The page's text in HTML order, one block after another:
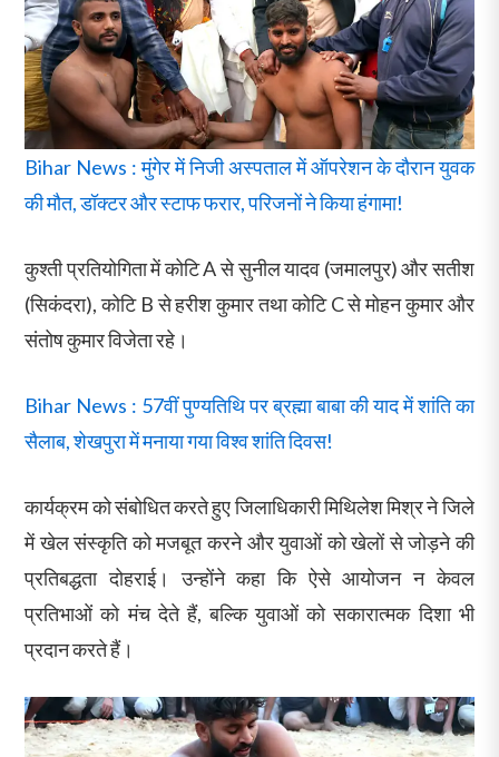
Bihar News : मुंगेर में निजी अस्पताल में ऑपरेशन के दौरान युवक
की मौत, डॉक्टर और स्टाफ फरार, परिजनों ने किया हंगामा!
कुश्ती प्रतियोगिता में कोटि A से सुनील यादव (जमालपुर) और सतीश
(सिकंदरा), कोटि B से हरीश कुमार तथा कोटि C से मोहन कुमार और
संतोष कुमार विजेता रहे।
Bihar News : 57वीं पुण्यतिथि पर ब्रह्मा बाबा की याद में शांति का
सैलाब, शेखपुरा में मनाया गया विश्व शांति दिवस!
कार्यक्रम को संबोधित करते हुए जिलाधिकारी मिथिलेश मिश्र ने जिले
में खेल संस्कृति को मजबूत करने और युवाओं को खेलों से जोड़ने की
प्रतिबद्धता दोहराई। उन्होंने कहा कि ऐसे आयोजन न केवल
प्रतिभाओं को मंच देते हैं, बल्कि युवाओं को सकारात्मक दिशा भी
प्रदान करते हैं।